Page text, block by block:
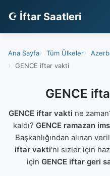
☪ İftar Saatleri
Ana Sayfa Tüm Ülkeler
GENCE iftar vakti
GENCE
GENCE iftar vakti ne
kaldı? GENCE ramazan
Başkanlığından alınan
iftar vakti'ni sizler için
için GENCE iftar geri